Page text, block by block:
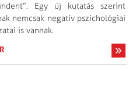
Egy új kutatás szerint
nemcsak negatív pszichológiai
is vannak.